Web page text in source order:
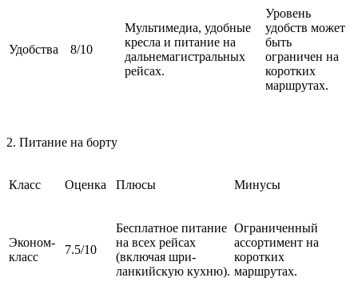
Удобства 8/10
Мультимедиа, удобные
кресла и питание на
дальнемагистральных
рейсах.
Уровень
удобств может
быть
ограничен на
коротких
маршрутах.
2. Питание на борту
Класс Оценка Плюсы Минусы
Эконом-
класс
7.5/10
Бесплатное питание
на всех рейсах
(включая шри-
ланкийскую кухню).
Ограниченный
ассортимент на
коротких
маршрутах.